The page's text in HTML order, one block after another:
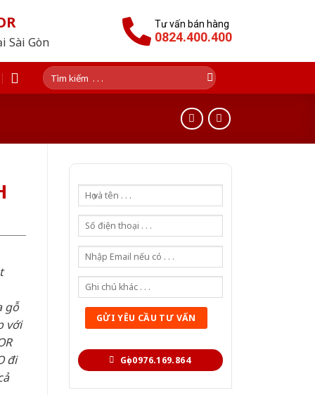
Sài Gòn
Tư vấn bán hàng
0824.400.400
Tìm
kiếm:
Gọi 0976.169.864
gỗ
với
đi